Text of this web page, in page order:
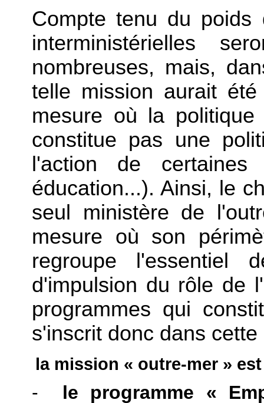
Compte tenu du poids
interministérielles
nombreuses, mais,
telle mission aurait
mesure où la
constitue pas une
l'action de
éducation...). Ainsi, le
seul ministère de
mesure où son
regroupe l'essentiel
d'impulsion du rôle de
programmes qui
s'inscrit donc dans
la mission « outre-mer »
- le programme «